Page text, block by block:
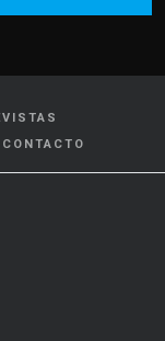
CONTACTO